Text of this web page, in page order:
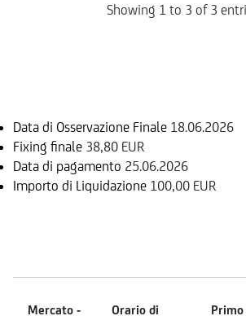
Showing 1 to 3 of 3
Data di Osservazione Finale 18.06.2026
Fixing finale 38,80 EUR
Data di pagamento 25.06.2026
Importo di Liquidazione 100,00 EUR
Mercato - Orario di